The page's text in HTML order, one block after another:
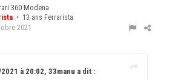
360 Modena
• 13 ans Ferrarista
2021
à 20:02, 33manu a dit :